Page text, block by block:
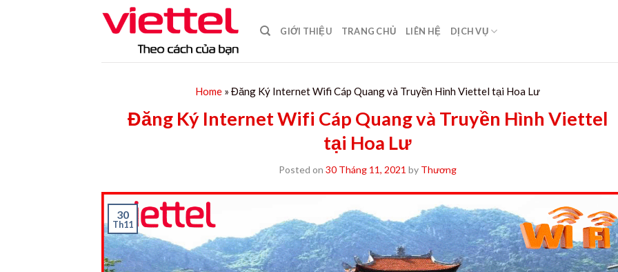
GIỚI THIỆU TRANG CHỦ LIÊN HỆ DỊCH VỤ
Home »Đăng Ký Internet Wifi Cáp Quang và Truyền Hình Viettel tại Hoa Lư
Đăng Ký Internet Wifi Cáp Quang và Truyền Hình Viettel
tại Hoa Lư
Posted on30 Tháng 11, 2021 by Thương
30
Th11